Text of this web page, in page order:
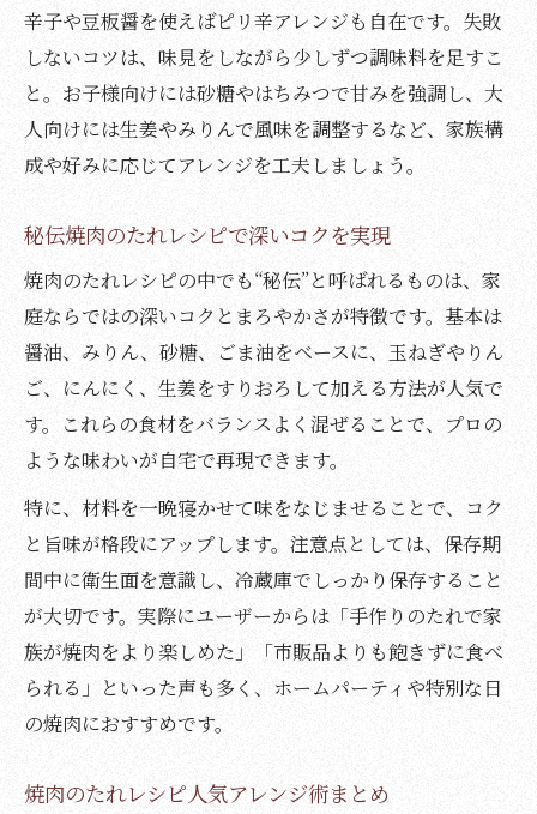
辛子や豆板醤を使えばピリ辛アレンジも自在です。失敗
しないコツは、味見をしながら少しずつ調味料を足すこ
と。お子様向けには砂糖やはちみつで甘みを強調し、大
人向けには生姜やみりんで風味を調整するなど、家族構
成や好みに応じてアレンジを工夫しましょう。
秘伝焼肉のたれレシピで深いコクを実現
焼肉のたれレシピの中でも“秘伝”と呼ばれるものは、家
庭ならではの深いコクとまろやかさが特徴です。基本は
醤油、みりん、砂糖、ごま油をベースに、玉ねぎやりん
ご、にんにく、生姜をすりおろして加える方法が人気で
す。これらの食材をバランスよく混ぜることで、プロの
ような味わいが自宅で再現できます。
特に、材料を一晩寝かせて味をなじませることで、コク
と旨味が格段にアップします。注意点としては、保存期
間中に衛生面を意識し、冷蔵庫でしっかり保存すること
が大切です。実際にユーザーからは「手作りのたれで家
族が焼肉をより楽しめた」「市販品よりも飽きずに食べ
られる」といった声も多く、ホームパーティや特別な日
の焼肉におすすめです。
焼肉のたれレシピ人気アレンジ術まとめ